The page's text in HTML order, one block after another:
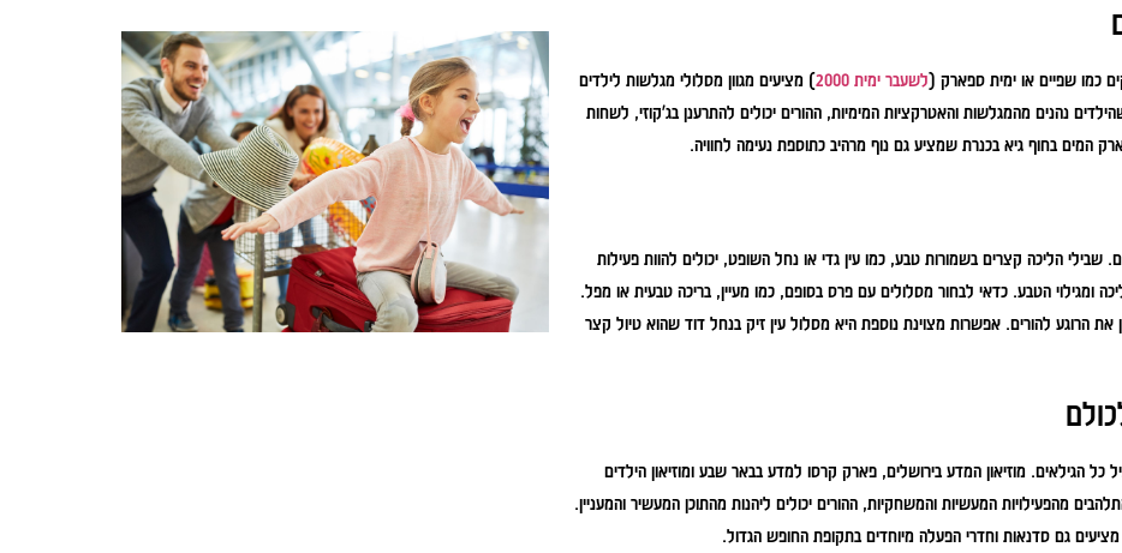
כמו שפיים או ימית ספארק (לשעבר ימית 2000
) מציעים מגוון מסלולי מגלשות לילדים
נהנים מהמגלשות והאטרקציות המימיות, ההורים יכולים להתרענן בג'קוזי, לשחות
המים בחוף גיא בכנרת שמציע גם נוף מרהיב כתוספת נעימה לחוויה.
הליכה קצרים בשמורות טבע, כמו עין גדי או נחל השופט, יכולים להוות פעילות
ומגילוי הטבע. כדאי לבחור מסלולים עם פרס בסופם, כמו מעיין, בריכה טבעית או מפל.
הרוגע להורים. אפשרות מצוינת נוספת היא מסלול עין זיק בנחל דוד שהוא טיול קצר
כל הגילאים. מוזיאון המדע בירושלים, פארק קרסו למדע בבאר שבע ומוזיאון הילדים
מהפעילויות המעשיות והמשחקיות, ההורים יכולים ליהנות מהתוכן המעשיר והמעניין.
גם סדנאות וחדרי הפעלה מיוחדים בתקופת החופש הגדול.